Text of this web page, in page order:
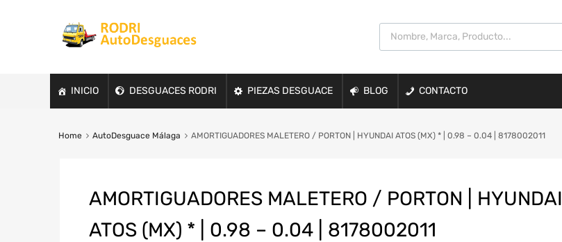
INICIO DESGUACES RODRI PIEZAS DESGUACE BLOG CONTACTO
Home AutoDesguace Málaga AMORTIGUADORES MALETERO / PORTON | HYUNDAI ATOS (MX) * | 0.98 – 0.04 | 8178002011
AMORTIGUADORES MALETERO / PORTON | HYUNDAI
ATOS (MX) * | 0.98 – 0.04 | 8178002011